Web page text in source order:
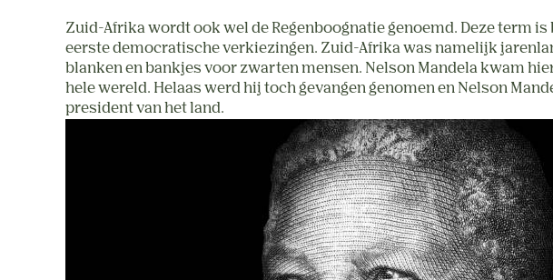
Zuid-Afrika wordt ook wel de Regenboognatie genoemd. Deze term
eerste democratische verkiezingen. Zuid-Afrika was namelijk
blanken en bankjes voor zwarten mensen. Nelson Mandela kwam
hele wereld. Helaas werd hij toch gevangen genomen en Nelson
president van het land.